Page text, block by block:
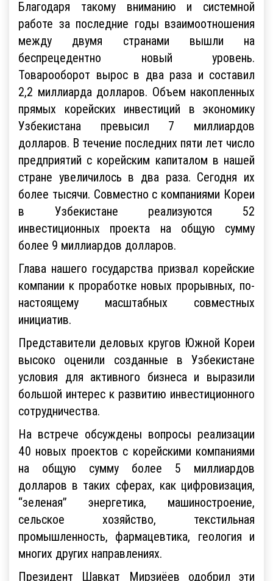
Благодаря такому вниманию и системной
работе за последние годы взаимоотношения
между двумя странами вышли на
беспрецедентно новый уровень.
Товарооборот вырос в два раза и составил
2,2 миллиарда долларов. Объем накопленных
прямых корейских инвестиций в экономику
Узбекистана превысил 7 миллиардов
долларов. В течение последних пяти лет число
предприятий с корейским капиталом в нашей
стране увеличилось в два раза. Сегодня их
более тысячи. Совместно с компаниями Кореи
в Узбекистане реализуются 52
инвестиционных проекта на общую сумму
более 9 миллиардов долларов.
Глава нашего государства призвал корейские
компании к проработке новых прорывных, по-
настоящему масштабных совместных
инициатив.
Представители деловых кругов Южной Кореи
высоко оценили созданные в Узбекистане
условия для активного бизнеса и выразили
большой интерес к развитию инвестиционного
сотрудничества.
На встрече обсуждены вопросы реализации
40 новых проектов с корейскими компаниями
на общую сумму более 5 миллиардов
долларов в таких сферах, как цифровизация,
“зеленая” энергетика, машиностроение,
сельское хозяйство, текстильная
промышленность, фармацевтика, геология и
многих других направлениях.
Президент Шавкат Мирзиёев одобрил эти